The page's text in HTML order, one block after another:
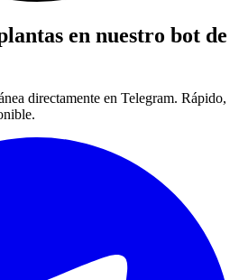
en nuestro bot de
directamente en Telegram. Rápido,